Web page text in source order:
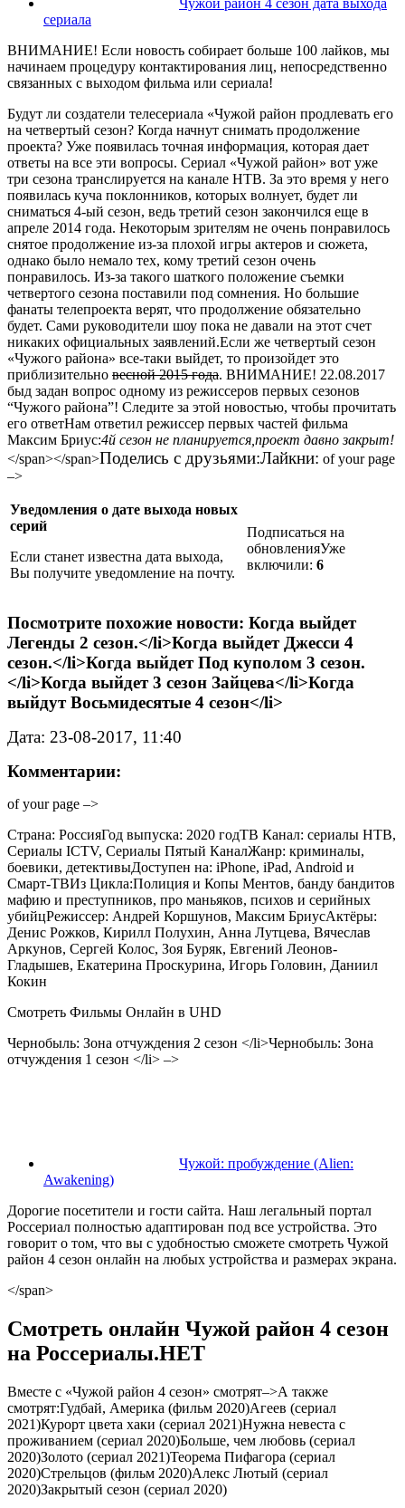
Чужой район 4 сезон дата выхода
сериала
ВНИМАНИЕ! Если новость собирает больше 100 лайков, мы
начинаем процедуру контактирования лиц, непосредственно
связанных с выходом фильма или сериала!
Будут ли создатели телесериала «Чужой район продлевать его
на четвертый сезон? Когда начнут снимать продолжение
проекта? Уже появилась точная информация, которая дает
ответы на все эти вопросы. Сериал «Чужой район» вот уже
три сезона транслируется на канале НТВ. За это время у него
появилась куча поклонников, которых волнует, будет ли
сниматься 4-ый сезон, ведь третий сезон закончился еще в
апреле 2014 года. Некоторым зрителям не очень понравилось
снятое продолжение из-за плохой игры актеров и сюжета,
однако было немало тех, кому третий сезон очень
понравилось. Из-за такого шаткого положение съемки
четвертого сезона поставили под сомнения. Но большие
фанаты телепроекта верят, что продолжение обязательно
будет. Сами руководители шоу пока не давали на этот счет
никаких официальных заявлений.Если же четвертый сезон
«Чужого района» все-таки выйдет, то произойдет это
приблизительно весной 2015 года. ВНИМАНИЕ! 22.08.2017
быд задан вопрос одному из режиссеров первых сезонов
“Чужого района”! Следите за этой новостью, чтобы прочитать
его ответНам ответил режиссер первых частей фильма
Максим Бриус:4й сезон не планируется,проект давно закрыт!
</span></span>Поделись с друзьями:Лайкни: of your page
–>
Уведомления о дате выхода новых
серий
Если станет известна дата выхода,
Вы получите уведомление на почту.
Подписаться на
обновленияУже
включили: 6
Посмотрите похожие новости: Когда выйдет
Легенды 2 сезон.</li>Когда выйдет Джесси 4
сезон.</li>Когда выйдет Под куполом 3 сезон.
</li>Когда выйдет 3 сезон Зайцева</li>Когда
выйдут Восьмидесятые 4 сезон</li>
Дата: 23-08-2017, 11:40
Комментарии:
of your page –>
Страна: РоссияГод выпуска: 2020 годТВ Канал: сериалы НТВ,
Сериалы ICTV, Сериалы Пятый КаналЖанр: криминалы,
боевики, детективыДоступен на: iPhone, iPad, Android и
Смарт-ТВИз Цикла:Полиция и Копы Ментов, банду бандитов
мафию и преступников, про маньяков, психов и серийных
убийцРежиссер: Андрей Коршунов, Максим БриусАктёры:
Денис Рожков, Кирилл Полухин, Анна Лутцева, Вячеслав
Аркунов, Сергей Колос, Зоя Буряк, Евгений Леонов-
Гладышев, Екатерина Проскурина, Игорь Головин, Даниил
Кокин
Смотреть Фильмы Онлайн в UHD
Чернобыль: Зона отчуждения 2 сезон </li>Чернобыль: Зона
отчуждения 1 сезон </li> –>
Чужой: пробуждение (Alien:
Awakening)
Дорогие посетители и гости сайта. Наш легальный портал
Россериал полностью адаптирован под все устройства. Это
говорит о том, что вы с удобностью сможете смотреть Чужой
район 4 сезон онлайн на любых устройства и размерах экрана.
</span>
Смотреть онлайн Чужой район 4 сезон
на Россериалы.НЕТ
Вместе с «Чужой район 4 сезон» смотрят–>А также
смотрят:Гудбай, Америка (фильм 2020)Агеев (сериал
2021)Курорт цвета хаки (сериал 2021)Нужна невеста с
проживанием (сериал 2020)Больше, чем любовь (сериал
2020)Золото (сериал 2021)Теорема Пифагора (сериал
2020)Стрельцов (фильм 2020)Алекс Лютый (сериал
2020)Закрытый сезон (сериал 2020)